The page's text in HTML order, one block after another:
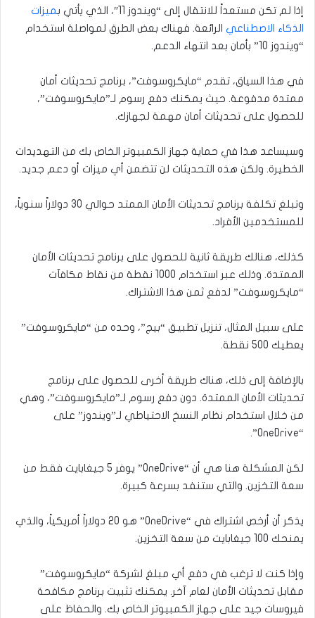
إذا لم تكن مستعداً للانتقال إلى “ويندوز 11″، الذي يأتي ب
ميزات
الذكاء الاصطناعي الرائعة. فهناك بعض الطرق لمواصلة استخدام
“ويندوز 10” بأمان بعد انتهاء الدعم.
في هذا السياق، تقدم “مايكروسوفت”، برنامج تحديثات أمان
ممتدة مدفوعة. حيث يمكنك دفع رسوم لـ”مايكروسوفت”،
للحصول على تحديثات أمان مهمة لجهازك.
وسيساعد هذا في حماية جهاز الكمبيوتر الخاص بك من التهديدات
الخطيرة. ولكن هذه التحديثات لن تتضمن أي ميزات أو دعم جديد.
وتبلغ تكلفة برنامج تحديثات الأمان الممتد حوالي 30 دولاراً سنوياً،
للمستخدمين الأفراد.
كذلك، هنالك طريقة ثانية للحصول على برنامج تحديثات الأمان
الممتدة. وذلك عبر استخدام 1000 نقطة من نقاط مكافآت
“مايكروسوفت” لدفع ثمن هذا الاشتراك.
على سبيل المثال، تنزيل تطبيق “بيج”، وحده من “مايكروسوفت”
يعطيك 500 نقطة.
بالإضافة إلى ذلك، هناك طريقة أخرى للحصول على برنامج
تحديثات الأمان الممتدة. دون دفع رسوم لـ”مايكروسوفت”، وهي
من خلال استخدام نظام النسخ الاحتياطي لـ”ويندوز” على
“OneDrive”.
لكن المشكلة هنا هي أن “OneDrive” يوفر 5 جيغابايت فقط من
سعة التخزين. والتي ستنفد بسرعة كبيرة.
يذكر أن أرخص اشتراك في “OneDrive” هو 20 دولاراً أمريكياً، والذي
يمنحك 100 جيغابايت من سعة التخزين.
وإذا كنت لا ترغب في دفع أي مبلغ لشركة “مايكروسوفت”
مقابل تحديثات الأمان لعام آخر. يمكنك تثبيت برنامج مكافحة
فيروسات جيد على جهاز الكمبيوتر الخاص بك. والحفاظ على